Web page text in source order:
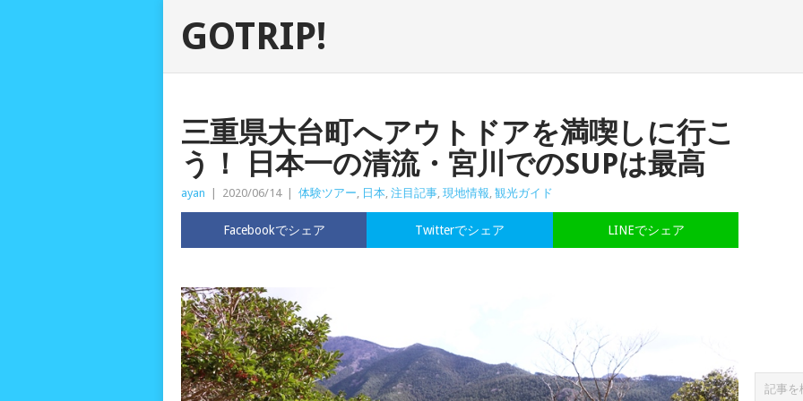
GOTRIP!
三重県大台町へアウトドアを満喫しに行こ
う！ 日本一の清流・宮川でのSUPは最高
ayan 2020/06/14 体験ツアー, 日本, 注目記事, 現地情報, 観光ガイド
Facebookでシェア LINEでシェア
Twitterでシェア